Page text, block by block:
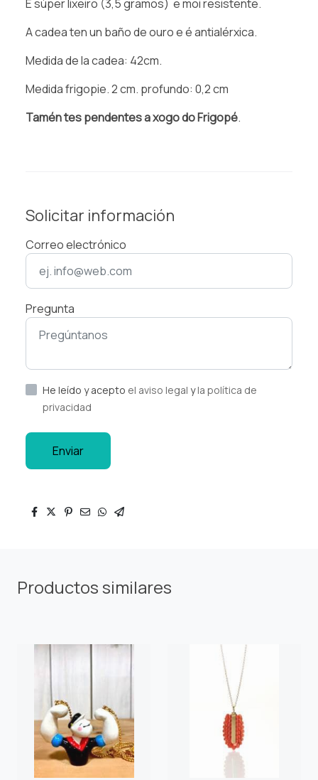
É súper lixeiro (3,5 gramos) e moi resistente.
A cadea ten un baño de ouro e é antialérxica.
Medida de la cadea: 42cm.
Medida frigopie. 2 cm. profundo: 0,2 cm
Tamén tes pendentes a xogo do Frigopé.
Solicitar información
Correo electrónico
Pregunta
He leído y acepto el aviso legal yla política de
privacidad
Enviar
Productos similares